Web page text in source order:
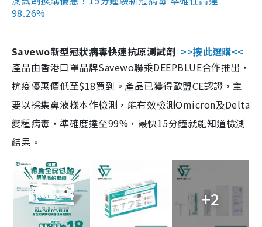
98.26%
Savewo新型冠狀病毒快速抗原測試劑 >>按此選購<<
產品由香港口罩品牌Savewo聯乘DEEPBLUE合作推出，
抗疫優惠價低至$18買到。產品已獲得歐盟CE認證，主
要以採集鼻液樣本作檢測，能有效檢測Omicron及Delta
變種病毒，準確度達至99%，最快15分鐘就能知道檢測
結果。
+2